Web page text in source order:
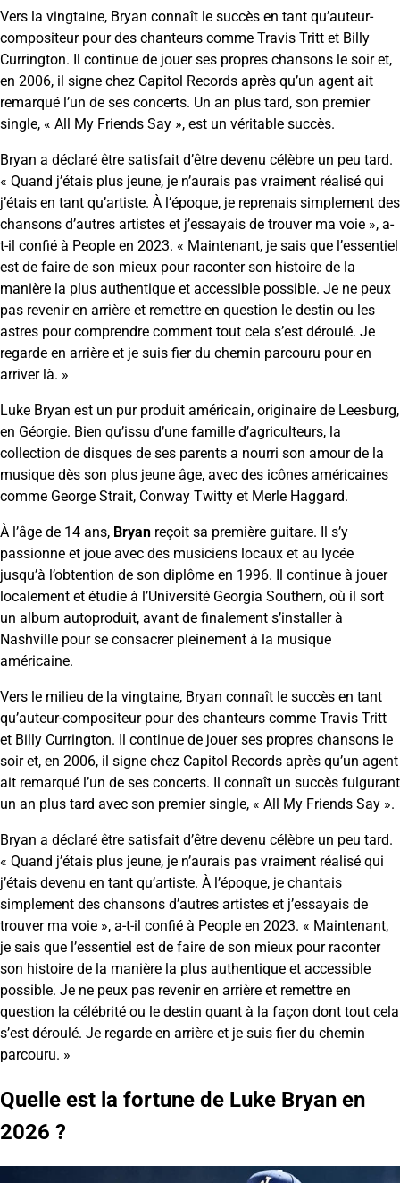
Vers la vingtaine, Bryan connaît le succès en tant qu’auteur-
compositeur pour des chanteurs comme Travis Tritt et Billy
Currington. Il continue de jouer ses propres chansons le soir et,
en 2006, il signe chez Capitol Records après qu’un agent ait
remarqué l’un de ses concerts. Un an plus tard, son premier
single, « All My Friends Say », est un véritable succès.
Bryan a déclaré être satisfait d’être devenu célèbre un peu tard.
« Quand j’étais plus jeune, je n’aurais pas vraiment réalisé qui
j’étais en tant qu’artiste. À l’époque, je reprenais simplement des
chansons d’autres artistes et j’essayais de trouver ma voie », a-
t-il confié à People en 2023. « Maintenant, je sais que l’essentiel
est de faire de son mieux pour raconter son histoire de la
manière la plus authentique et accessible possible. Je ne peux
pas revenir en arrière et remettre en question le destin ou les
astres pour comprendre comment tout cela s’est déroulé. Je
regarde en arrière et je suis fier du chemin parcouru pour en
arriver là. »
Luke Bryan est un pur produit américain, originaire de Leesburg,
en Géorgie. Bien qu’issu d’une famille d’agriculteurs, la
collection de disques de ses parents a nourri son amour de la
musique dès son plus jeune âge, avec des icônes américaines
comme George Strait, Conway Twitty et Merle Haggard.
À l’âge de 14 ans, Bryan reçoit sa première guitare. Il s’y
passionne et joue avec des musiciens locaux et au lycée
jusqu’à l’obtention de son diplôme en 1996. Il continue à jouer
localement et étudie à l’Université Georgia Southern, où il sort
un album autoproduit, avant de finalement s’installer à
Nashville pour se consacrer pleinement à la musique
américaine.
Vers le milieu de la vingtaine, Bryan connaît le succès en tant
qu’auteur-compositeur pour des chanteurs comme Travis Tritt
et Billy Currington. Il continue de jouer ses propres chansons le
soir et, en 2006, il signe chez Capitol Records après qu’un agent
ait remarqué l’un de ses concerts. Il connaît un succès fulgurant
un an plus tard avec son premier single, « All My Friends Say ».
Bryan a déclaré être satisfait d’être devenu célèbre un peu tard.
« Quand j’étais plus jeune, je n’aurais pas vraiment réalisé qui
j’étais devenu en tant qu’artiste. À l’époque, je chantais
simplement des chansons d’autres artistes et j’essayais de
trouver ma voie », a-t-il confié à People en 2023. « Maintenant,
je sais que l’essentiel est de faire de son mieux pour raconter
son histoire de la manière la plus authentique et accessible
possible. Je ne peux pas revenir en arrière et remettre en
question la célébrité ou le destin quant à la façon dont tout cela
s’est déroulé. Je regarde en arrière et je suis fier du chemin
parcouru. »
Quelle est la fortune de Luke Bryan en
2026 ?